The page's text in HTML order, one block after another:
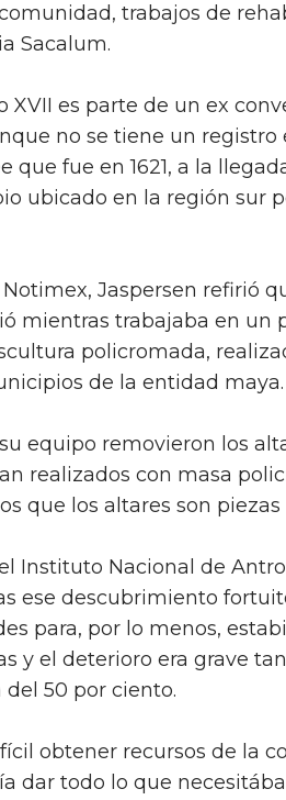
trabajos de
Sacalum.
XVII es parte de un ex
no se tiene un registro
que fue en 1621, a la
ubicado en la región sur
Jaspersen refirió
mientras trabajaba en un
policromada,
de la entidad maya.
equipo removieron los
realizados con masa
que los altares son piezas
Instituto Nacional de
ese descubrimiento
para, por lo menos,
y el deterioro era grave
50 por ciento.
obtener recursos de la
dar todo lo que